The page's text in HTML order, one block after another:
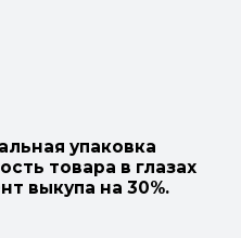
упаковка
товара в глазах
выкупа на 30%.